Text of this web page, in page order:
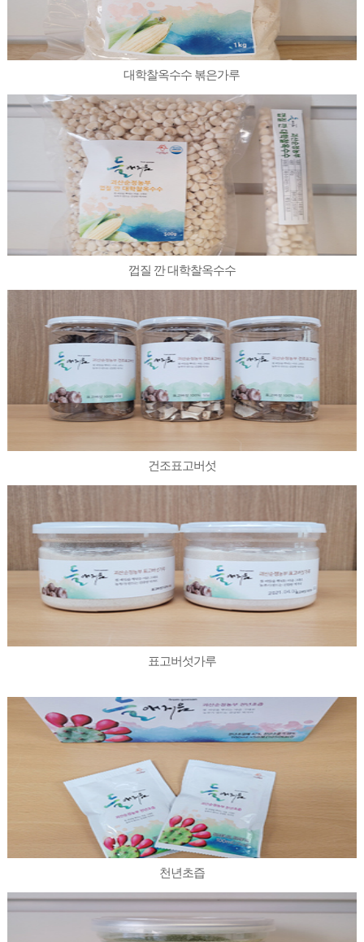
대학찰옥수수 볶은가루
껍질 깐 대학찰옥수수
건조표고버섯
표고버섯가루
천년초즙